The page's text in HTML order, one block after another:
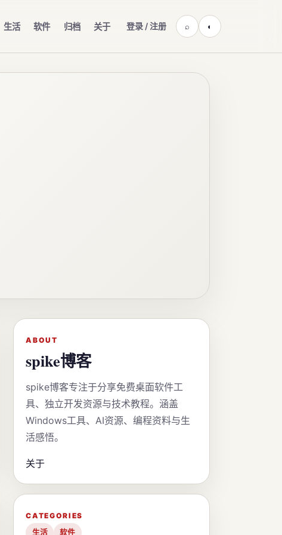
生活 软件 归档 关于 登录 / 注册 ⌕ ◐
ABOUT
spike博客
spike博客专注于分享免费桌面软件工
具、独立开发资源与技术教程。涵盖
Windows工具、AI资源、编程资料与生
活感悟。
关于
CATEGORIES
生活
软件